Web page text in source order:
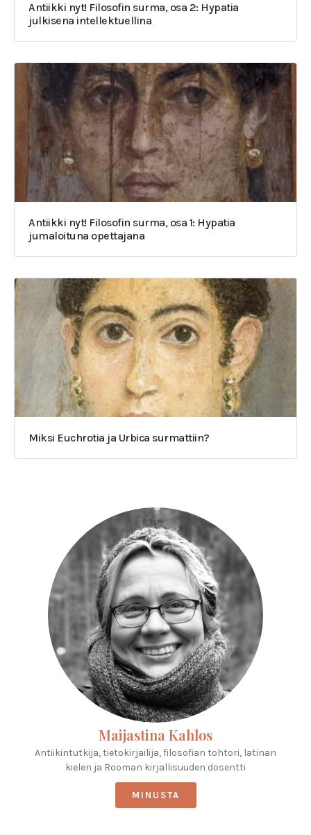
Antiikki nyt! Filosofin surma, osa 2: Hypatia
julkisena intellektuellina
Antiikki nyt! Filosofin surma, osa 1: Hypatia
jumaloituna opettajana
Miksi Euchrotia ja Urbica surmattiin?
Maijastina Kahlos
Antiikintutkija, tietokirjailija, filosofian tohtori, latinan
kielen ja Rooman kirjallisuuden dosentti
MINUSTA